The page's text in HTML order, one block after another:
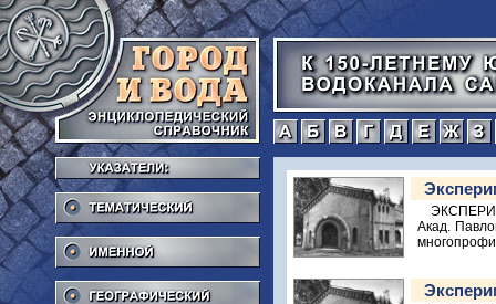
Тематический
Именной
Географический
а б в г
Акад.